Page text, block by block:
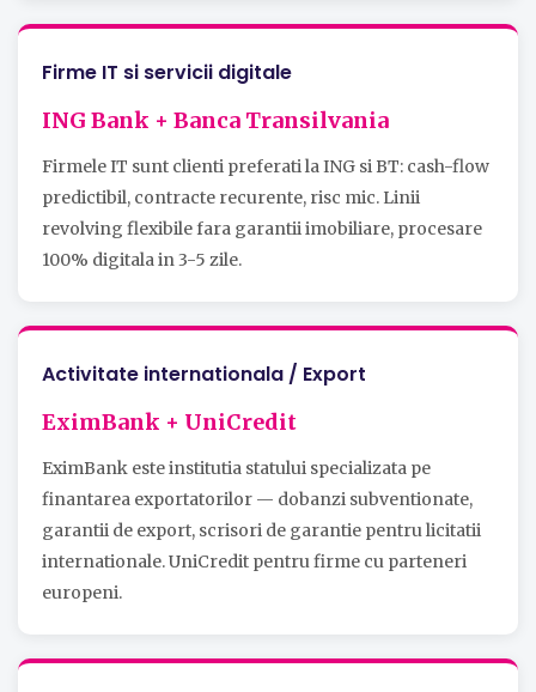
Firme IT si servicii digitale
ING Bank + Banca Transilvania
Firmele IT sunt clienti preferati la ING si BT: cash-flow
predictibil, contracte recurente, risc mic. Linii
revolving flexibile fara garantii imobiliare, procesare
100% digitala in 3-5 zile.
Activitate internationala / Export
EximBank + UniCredit
EximBank este institutia statului specializata pe
finantarea exportatorilor — dobanzi subventionate,
garantii de export, scrisori de garantie pentru licitatii
internationale. UniCredit pentru firme cu parteneri
europeni.